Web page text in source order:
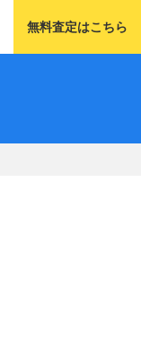
無料査定はこちら